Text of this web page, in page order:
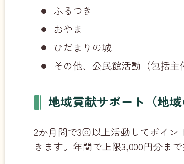
ふるつき
おやま
ひだまりの城
その他、公民館活動（包括主
地域貢献サポート（地域
2か月間で3回以上活動してポイ
きます。年間で上限3,000円分まで